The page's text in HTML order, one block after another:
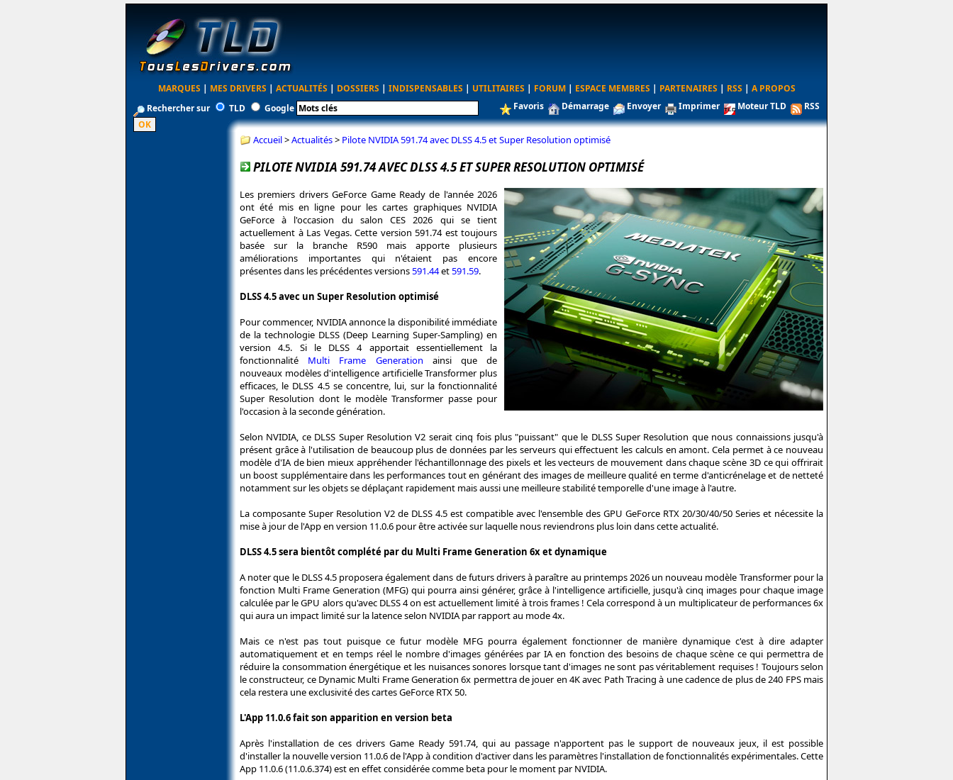
MARQUES | MES DRIVERS | ACTUALITÉS | DOSSIERS | INDISPENSABLES | UTILITAIRES | FORUM | ESPACE MEMBRES | PARTENAIRES | RSS | A PROPOS
Rechercher sur
TLD Google Favoris Démarrage Envoyer Imprimer Moteur TLD RSS
Accueil>Actualités> Pilote NVIDIA 591.74 avec DLSS 4.5 et Super Resolution optimisé
PILOTE NVIDIA 591.74 AVEC DLSS 4.5 ET SUPER RESOLUTION OPTIMISÉ
Les premiers drivers GeForce Game Ready de l'année 2026
ont été mis en ligne pour les cartes graphiques NVIDIA
GeForce à l'occasion du salon CES 2026 qui se tient
actuellement à Las Vegas. Cette version 591.74 est toujours
basée sur la branche R590 mais apporte plusieurs
améliorations importantes qui n'étaient pas encore
présentes dans les précédentes versions591.44et591.59.
DLSS 4.5 avec un Super Resolution optimisé
Pour commencer, NVIDIA annonce la disponibilité immédiate
de la technologie DLSS (Deep Learning Super-Sampling) en
version 4.5. Si le DLSS 4 apportait essentiellement la
fonctionnalité Multi Frame Generation ainsi que de
nouveaux modèles d'intelligence artificielle Transformer plus
efficaces, le DLSS 4.5 se concentre, lui, sur la fonctionnalité
Super Resolution dont le modèle Transformer passe pour
l'occasion à la seconde génération.
Selon NVIDIA, ce DLSS Super Resolution V2 serait cinq fois plus "puissant" que le DLSS Super Resolution que nous connaissions jusqu'à
présent grâce à l'utilisation de beaucoup plus de données par les serveurs qui effectuent les calculs en amont. Cela permet à ce nouveau
modèle d'IA de bien mieux appréhender l'échantillonnage des pixels et les vecteurs de mouvement dans chaque scène 3D ce qui offrirait
un boost supplémentaire dans les performances tout en générant des images de meilleure qualité en terme d'anticrénelage et de netteté
notamment sur les objets se déplaçant rapidement mais aussi une meilleure stabilité temporelle d'une image à l'autre.
La composante Super Resolution V2 de DLSS 4.5 est compatible avec l'ensemble des GPU GeForce RTX 20/30/40/50 Series et nécessite la
mise à jour de l'App en version 11.0.6 pour être activée sur laquelle nous reviendrons plus loin dans cette actualité.
DLSS 4.5 sera bientôt complété par du Multi Frame Generation 6x et dynamique
A noter que le DLSS 4.5 proposera également dans de futurs drivers à paraître au printemps 2026 un nouveau modèle Transformer pour la
fonction Multi Frame Generation (MFG) qui pourra ainsi générer, grâce à l'intelligence artificielle, jusqu'à cinq images pour chaque image
calculée par le GPU alors qu'avec DLSS 4 on est actuellement limité à trois frames ! Cela correspond à un multiplicateur de performances 6x
qui aura un impact limité sur la latence selon NVIDIA par rapport au mode 4x.
Mais ce n'est pas tout puisque ce futur modèle MFG pourra également fonctionner de manière dynamique c'est à dire adapter
automatiquement et en temps réel le nombre d'images générées par IA en fonction des besoins de chaque scène ce qui permettra de
réduire la consommation énergétique et les nuisances sonores lorsque tant d'images ne sont pas véritablement requises ! Toujours selon
le constructeur, ce Dynamic Multi Frame Generation 6x permettra de jouer en 4K avec Path Tracing à une cadence de plus de 240 FPS mais
cela restera une exclusivité des cartes GeForce RTX 50.
L'App 11.0.6 fait son apparition en version beta
Après l'installation de ces drivers Game Ready 591.74, qui au passage n'apportent pas le support de nouveaux jeux, il est possible
d'installer la nouvelle version 11.0.6 de l'App à condition d'activer dans les paramètres l'installation de fonctionnalités expérimentales. Cette
App 11.0.6 (11.0.6.374) est en effet considérée comme beta pour le moment par NVIDIA.